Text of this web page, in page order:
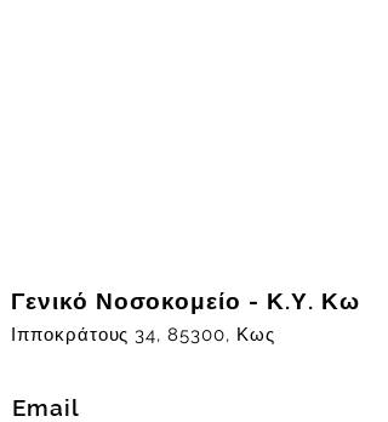
Γενικό Νοσοκομείο - Κ.Υ. Κω
Ιπποκράτους 34, 85300, Κως
Email